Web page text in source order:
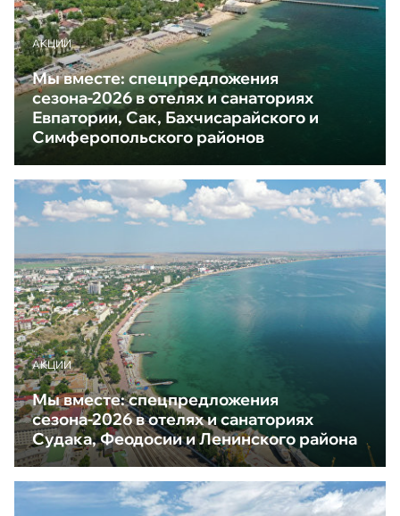
АКЦИИ
Мы вместе: спецпредложения
сезона-2026 в отелях и санаториях
Евпатории, Сак, Бахчисарайского и
Симферопольского районов
АКЦИИ
Мы вместе: спецпредложения
сезона-2026 в отелях и санаториях
Судака, Феодосии и Ленинского района